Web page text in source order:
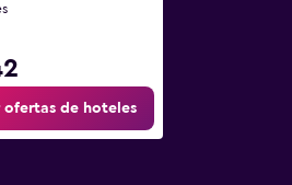
ofertas de hoteles